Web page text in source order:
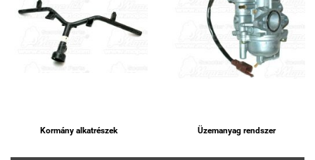
Kormány alkatrészek Üzemanyag rendszer